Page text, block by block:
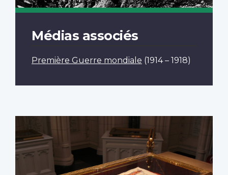
Médias associés
Première Guerre mondiale (1914 – 1918)